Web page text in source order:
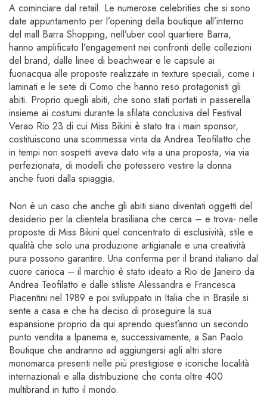
A cominciare dal retail. Le numerose celebrities che si sono
date appuntamento per l’opening della boutique all’interno
del mall Barra Shopping, nell’uber cool quartiere Barra,
hanno amplificato l’engagement nei confronti delle collezioni
del brand, dalle linee di beachwear e le capsule ai
fuoriacqua alle proposte realizzate in texture speciali, come i
laminati e le sete di Como che hanno reso protagonisti gli
abiti. Proprio quegli abiti, che sono stati portati in passerella
insieme ai costumi durante la sfilata conclusiva del Festival
Verao Rio 23 di cui Miss Bikini è stato tra i main sponsor,
costituiscono una scommessa vinta da Andrea Teofilatto che
in tempi non sospetti aveva dato vita a una proposta, via via
perfezionata, di modelli che potessero vestire la donna
anche fuori dalla spiaggia.
Non è un caso che anche gli abiti siano diventati oggetti del
desiderio per la clientela brasiliana che cerca – e trova- nelle
proposte di Miss Bikini quel concentrato di esclusività, stile e
qualità che solo una produzione artigianale e una creatività
pura possono garantire. Una conferma per il brand italiano dal
cuore carioca – il marchio è stato ideato a Rio de Janeiro da
Andrea Teofilatto e dalle stiliste Alessandra e Francesca
Piacentini nel 1989 e poi sviluppato in Italia che in Brasile si
sente a casa e che ha deciso di proseguire la sua
espansione proprio da qui aprendo quest’anno un secondo
punto vendita a Ipanema e, successivamente, a San Paolo.
Boutique che andranno ad aggiungersi agli altri store
monomarca presenti nelle più prestigiose e iconiche località
internazionali e alla distribuzione che conta oltre 400
multibrand in tutto il mondo.